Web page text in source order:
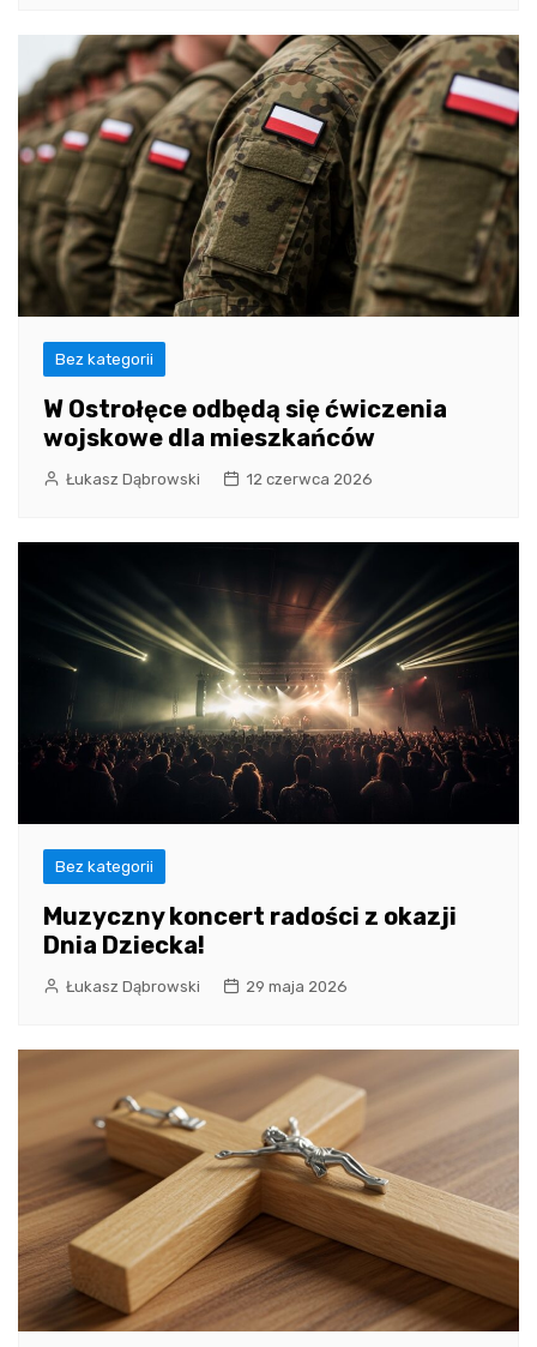
Bez kategorii
W Ostrołęce odbędą się ćwiczenia
wojskowe dla mieszkańców
Łukasz Dąbrowski 12 czerwca 2026
Bez kategorii
Muzyczny koncert radości z okazji
Dnia Dziecka!
Łukasz Dąbrowski 29 maja 2026